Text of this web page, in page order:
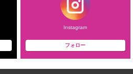
Instagram
フォロー